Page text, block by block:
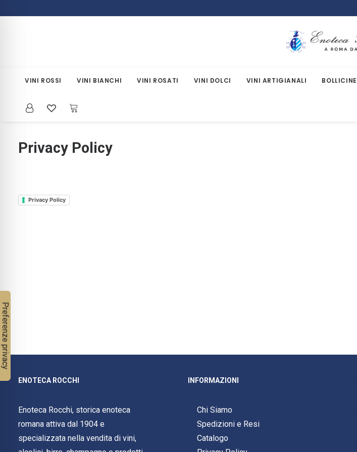
VINI ROSSI VINI BIANCHI VINI ROSATI VINI DOLCI VINI ARTIGIANALI BOLLICINE
Privacy Policy
Privacy Policy
ENOTECA ROCCHI
Enoteca Rocchi, storica enoteca
romana attiva dal 1904 e
specializzata nella vendita di vini,
INFORMAZIONI
Chi Siamo
Spedizioni e Resi
Catalogo